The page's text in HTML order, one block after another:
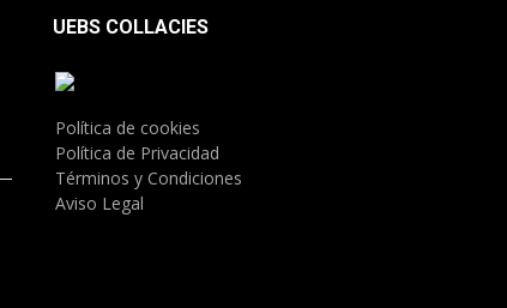
UEBS COLLACIES
Política de cookies
Política de Privacidad
Términos y Condiciones
Aviso Legal